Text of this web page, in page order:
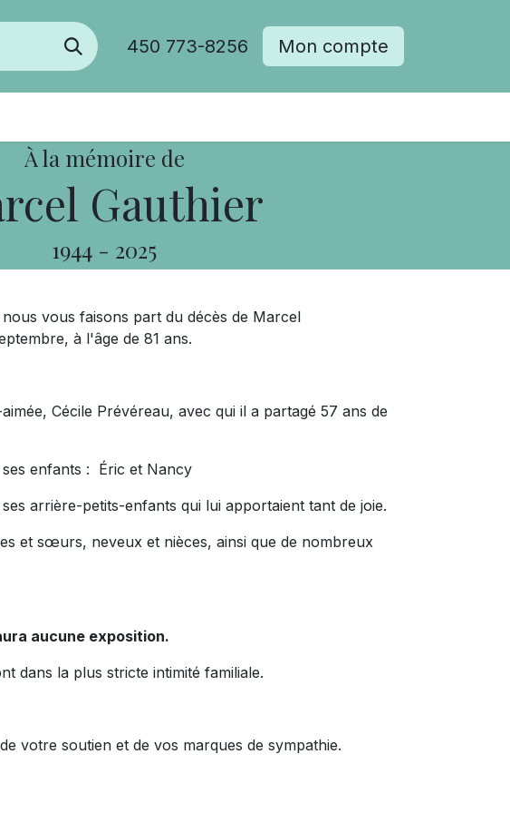
450 773-8256 Mon compte
À la mémoire de
Gauthier
1944 - 2025
vous faisons part du décès de Marcel
à l'âge de 81 ans.
Cécile Prévéreau, avec qui il a partagé 57 ans de
enfants : Éric et Nancy
arrière-petits-enfants qui lui apportaient tant de joie.
et sœurs, neveux et nièces, ainsi que de nombreux
aucune exposition.
dans la plus stricte intimité familiale.
votre soutien et de vos marques de sympathie.